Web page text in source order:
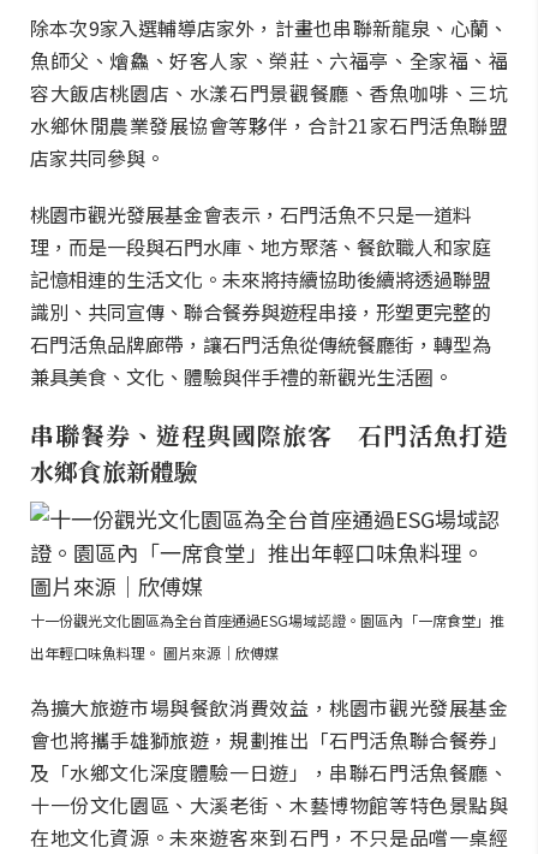
除本次9家入選輔導店家外，計畫也串聯新龍泉、心蘭、
魚師父、燴鱻、好客人家、榮莊、六福亭、全家福、福
容大飯店桃園店、水漾石門景觀餐廳、香魚咖啡、三坑
水鄉休閒農業發展協會等夥伴，合計21家石門活魚聯盟
店家共同參與。
桃園市觀光發展基金會表示，石門活魚不只是一道料
理，而是一段與石門水庫、地方聚落、餐飲職人和家庭
記憶相連的生活文化。未來將持續協助後續將透過聯盟
識別、共同宣傳、聯合餐券與遊程串接，形塑更完整的
石門活魚品牌廊帶，讓石門活魚從傳統餐廳街，轉型為
兼具美食、文化、體驗與伴手禮的新觀光生活圈。
串聯餐券、遊程與國際旅客 石門活魚打造
水鄉食旅新體驗
十一份觀光文化園區為全台首座通過ESG場域認證。園區內「一席食堂」推
出年輕口味魚料理。 圖片來源｜欣傅媒
為擴大旅遊市場與餐飲消費效益，桃園市觀光發展基金
會也將攜手雄獅旅遊，規劃推出「石門活魚聯合餐券」
及「水鄉文化深度體驗一日遊」，串聯石門活魚餐廳、
十一份文化園區、大溪老街、木藝博物館等特色景點與
在地文化資源。未來遊客來到石門，不只是品嚐一桌經